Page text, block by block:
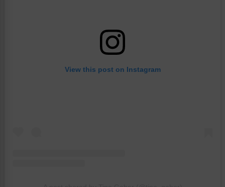
View this post on Instagram